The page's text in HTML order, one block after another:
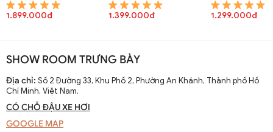
việc DGT 8154A
1.899.000đ
1.399.000đ 1.299.000đ
SHOW ROOM TRƯNG BÀY
Địa chỉ: Số 2 Đường 33, Khu Phố 2, Phường An Khánh, Thành phố Hồ
Chí Minh, Việt Nam.
CÓ CHỖ ĐẬU XE HƠI
GOOGLE MAP